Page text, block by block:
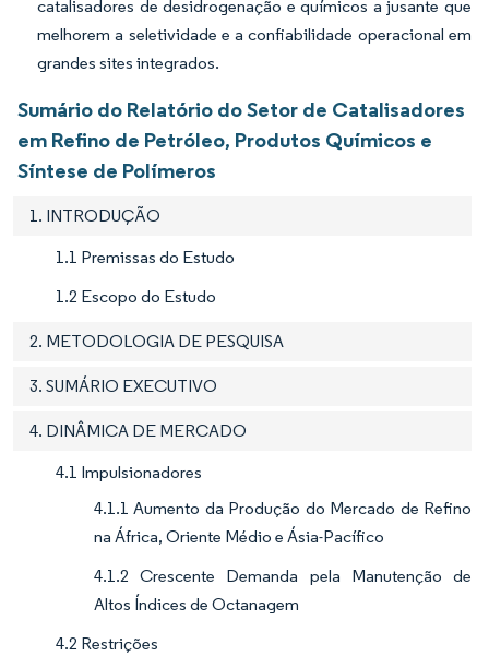
catalisadores de desidrogenação e químicos a jusante que
melhorem a seletividade e a confiabilidade operacional em
grandes sites integrados.
Sumário do Relatório do Setor de Catalisadores
em Refino de Petróleo, Produtos Químicos e
Síntese de Polímeros
1. INTRODUÇÃO
1.1 Premissas do Estudo
1.2 Escopo do Estudo
2. METODOLOGIA DE PESQUISA
3. SUMÁRIO EXECUTIVO
4. DINÂMICA DE MERCADO
4.1 Impulsionadores
4.1.1 Aumento da Produção do Mercado de Refino
na África, Oriente Médio e Ásia-Pacífico
4.1.2 Crescente Demanda pela Manutenção de
Altos Índices de Octanagem
4.2 Restrições